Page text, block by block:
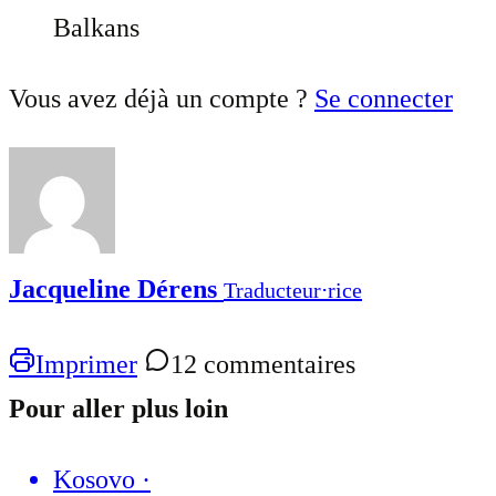
Balkans
Vous avez déjà un compte ? Se connecter
Jacqueline Dérens Traducteur⋅rice
Imprimer
12 commentaires
Pour aller plus loin
Kosovo ·